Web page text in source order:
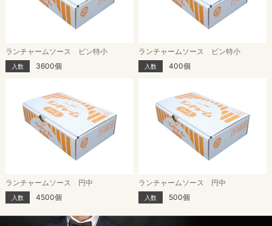
ランチャームソース ビン特小
入数 3600個
ランチャームソース ビン特小
入数 400個
ランチャームソース 円中
入数 4500個
ランチャームソース 円中
入数 500個